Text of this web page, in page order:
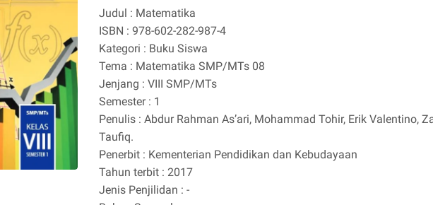
Judul : Matematika
ISBN : 978-602-282-987-4
Kategori : Buku Siswa
Tema : Matematika SMP/MTs 08
Jenjang : VIII SMP/MTs
Semester : 1
Penulis : Abdur Rahman As’ari, Mohammad Tohir, Erik Valentino,
Taufiq.
Penerbit : Kementerian Pendidikan dan Kebudayaan
Tahun terbit : 2017
Jenis Penjilidan : -